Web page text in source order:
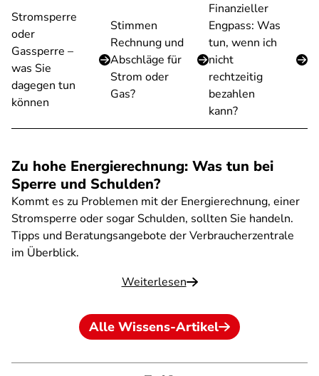
Stromsperre
oder
Gassperre –
was Sie
dagegen tun
können
Stimmen
Rechnung und
Abschläge für
Strom oder
Gas?
Finanzieller
Engpass: Was
tun, wenn ich
nicht
rechtzeitig
bezahlen
kann?
Zu hohe Energierechnung: Was tun bei
Sperre und Schulden?
Kommt es zu Problemen mit der Energierechnung, einer
Stromsperre oder sogar Schulden, sollten Sie handeln.
Tipps und Beratungsangebote der Verbraucherzentrale
im Überblick.
Weiterlesen
Alle Wissens-Artikel